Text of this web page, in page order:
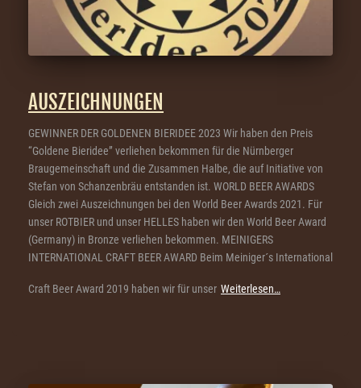
AUSZEICHNUNGEN
GEWINNER DER GOLDENEN BIERIDEE 2023 Wir haben den Preis
“Goldene Bieridee” verliehen bekommen für die Nürnberger
Braugemeinschaft und die Zusammen Halbe, die auf Initiative von
Stefan von Schanzenbräu entstanden ist. WORLD BEER AWARDS
Gleich zwei Auszeichnungen bei den World Beer Awards 2021. Für
unser ROTBIER und unser HELLES haben wir den World Beer Award
(Germany) in Bronze verliehen bekommen. MEINIGERS
INTERNATIONAL CRAFT BEER AWARD Beim Meiniger´s International
Craft Beer Award 2019 haben wir für unser Weiterlesen…